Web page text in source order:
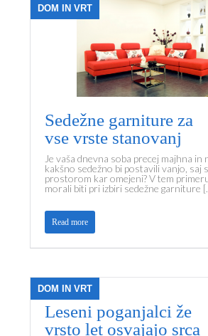
DOM IN VRT
Sedežne garniture za
vse vrste stanovanj
Je vaša dnevna soba precej majhna in
kakšno sedežno bi postavili vanjo, saj
prostorom kar omejeni? V tem
morali biti pri izbiri sedežne garniture
Read more
DOM IN VRT
Leseni poganjalci že
vrsto let osvajajo srca